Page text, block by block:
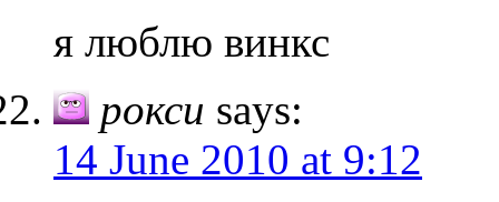
я люблю винкс
рокси says:
14 June 2010 at 9:12